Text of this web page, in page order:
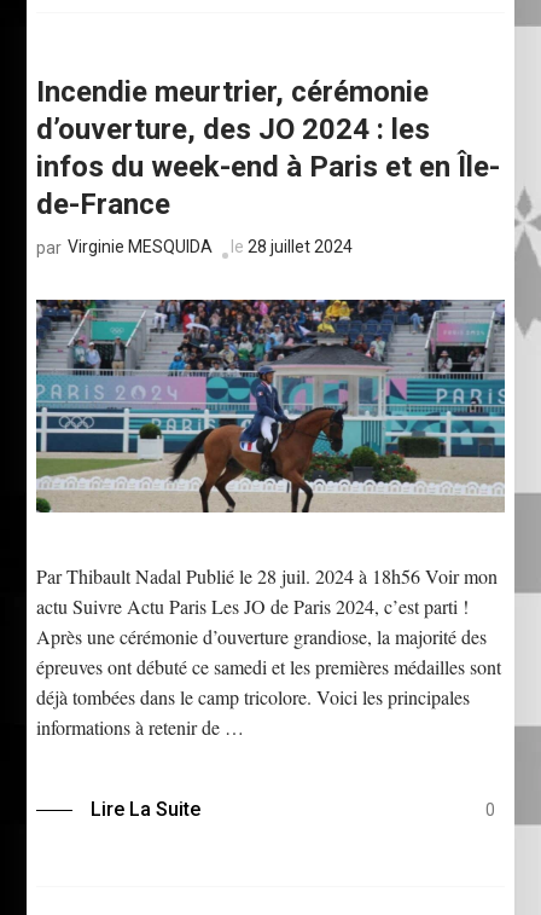
Incendie meurtrier, cérémonie
d’ouverture, des JO 2024 : les
infos du week-end à Paris et en Île-
de-France
par Virginie MESQUIDA le28 juillet 2024
Par Thibault Nadal Publié le 28 juil. 2024 à 18h56 Voir mon
actu Suivre Actu Paris Les JO de Paris 2024, c’est parti !
Après une cérémonie d’ouverture grandiose, la majorité des
épreuves ont débuté ce samedi et les premières médailles sont
déjà tombées dans le camp tricolore. Voici les principales
informations à retenir de …
Lire La Suite 0